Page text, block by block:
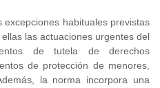
habituales previstas
las actuaciones urgentes del
de tutela de derechos
de protección de menores,
la norma incorpora una